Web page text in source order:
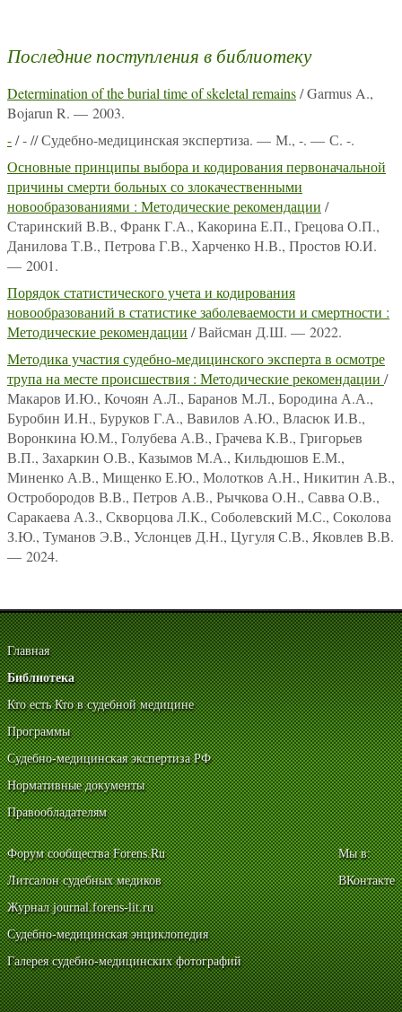
Последние поступления в библиотеку
Determination of the burial time of skeletal remains/ Garmus A.,
Bojarun R. — 2003.
-/ - // Судебно-медицинская экспертиза. — М., -. — С. -.
Основные принципы выбора и кодирования первоначальной
причины смерти больных со злокачественными
новообразованиями : Методические рекомендации /
Старинский В.В., Франк Г.А., Какорина Е.П., Грецова О.П.,
Данилова Т.В., Петрова Г.В., Харченко Н.В., Простов Ю.И.
— 2001.
Порядок статистического учета и кодирования
новообразований в статистике заболеваемости и смертности :
Методические рекомендации / Вайсман Д.Ш. — 2022.
Методика участия судебно-медицинского эксперта в осмотре
трупа на месте происшествия : Методические рекомендации /
Макаров И.Ю., Кочоян А.Л., Баранов М.Л., Бородина А.А.,
Буробин И.Н., Буруков Г.А., Вавилов А.Ю., Власюк И.В.,
Воронкина Ю.М., Голубева А.В., Грачева К.В., Григорьев
В.П., Захаркин О.В., Казымов М.А., Кильдюшов Е.М.,
Миненко А.В., Мищенко Е.Ю., Молотков А.Н., Никитин А.В.,
Остробородов В.В., Петров А.В., Рычкова О.Н., Савва О.В.,
Саракаева А.З., Скворцова Л.К., Соболевский М.С., Соколова
З.Ю., Туманов Э.В., Услонцев Д.Н., Цугуля С.В., Яковлев В.В.
— 2024.
Главная
Библиотека
Кто есть Кто в судебной медицине
Программы
Судебно-медицинская экспертиза РФ
Нормативные документы
Правообладателям
Форум сообщества Forens.Ru
Литсалон судебных медиков
Журнал journal.forens-lit.ru
Судебно-медицинская энциклопедия
Галерея судебно-медицинских фотографий
Мы в:
ВКонтакте